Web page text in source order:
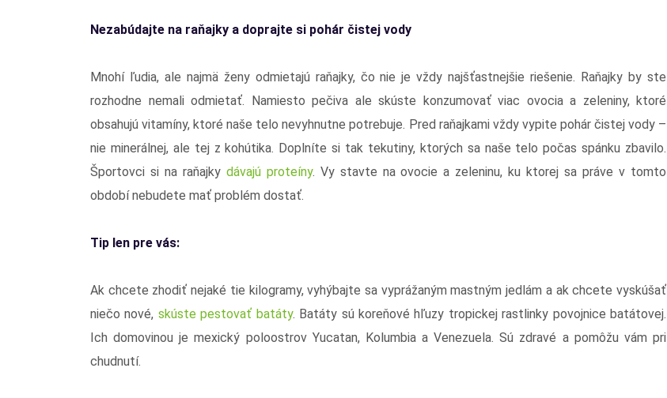
Nezabúdajte na raňajky a doprajte si pohár čistej vody
Mnohí ľudia, ale najmä ženy odmietajú raňajky, čo nie je vždy najšťastnejšie riešenie. Raňajky by ste
rozhodne nemali odmietať. Namiesto pečiva ale skúste konzumovať viac ovocia a zeleniny, ktoré
obsahujú vitamíny, ktoré naše telo nevyhnutne potrebuje. Pred raňajkami vždy vypite pohár čistej vody –
nie minerálnej, ale tej z kohútika. Doplníte si tak tekutiny, ktorých sa naše telo počas spánku zbavilo.
Športovci si na raňajky dávajú proteíny. Vy stavte na ovocie a zeleninu, ku ktorej sa práve v tomto
období nebudete mať problém dostať.
Tip len pre vás:
Ak chcete zhodiť nejaké tie kilogramy, vyhýbajte sa vyprážaným mastným jedlám a ak chcete vyskúšať
niečo nové, skúste pestovať batáty. Batáty sú koreňové hľuzy tropickej rastlinky povojnice batátovej.
Ich domovinou je mexický poloostrov Yucatan, Kolumbia a Venezuela. Sú zdravé a pomôžu vám pri
chudnutí.